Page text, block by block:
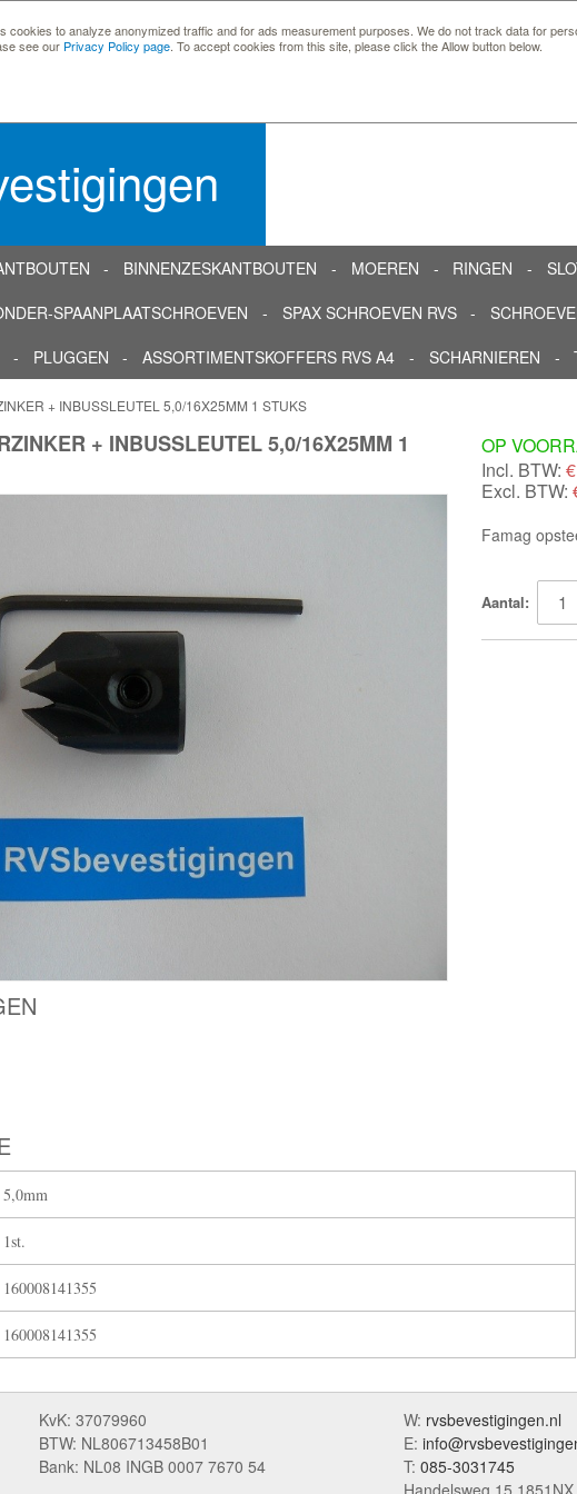
cookies to analyze anonymized traffic and for ads measurement purposes. We do not track data for
see our Privacy Policy page . To accept cookies from this site, please click the Allow button below.
BINNENZESKANTBOUTEN MOEREN RINGEN
SPAANPLAATSCHROEVEN
SPAX SCHROEVEN RVS
PLUGGEN ASSORTIMENTSKOFFERS RVS A4 SCHARNIEREN
+ INBUSSLEUTEL 5,0/16X25MM 1 STUKS
+ INBUSSLEUTEL 5,0/16X25MM 1
OP
Incl. BTW: €
Excl. BTW:
Famag
Aantal:
5,0mm
1st.
160008141355
160008141355
KvK: 37079960
BTW: NL806713458B01
Bank: NL08 INGB 0007 7670 54
W: rvsbevestigingen.nl
E:
T: 085-3031745
Handelsweg 15